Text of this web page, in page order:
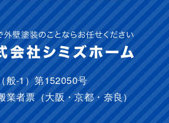
-1）第152050号
業者票（大阪・京都・奈良）